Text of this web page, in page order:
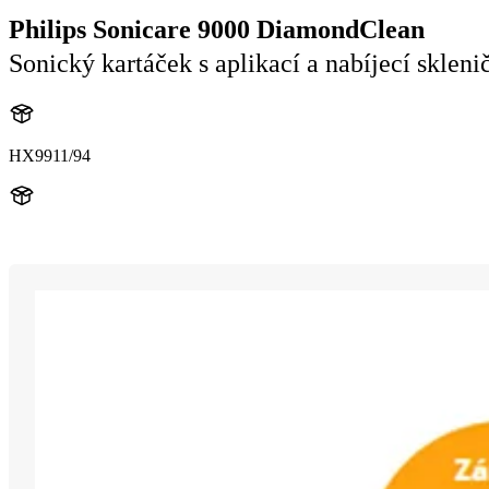
Philips Sonicare 9000 DiamondClean
Sonický kartáček s aplikací a nabíjecí
HX9911/94